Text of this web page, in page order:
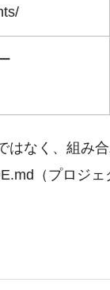
はなく、組み合
（プロジ